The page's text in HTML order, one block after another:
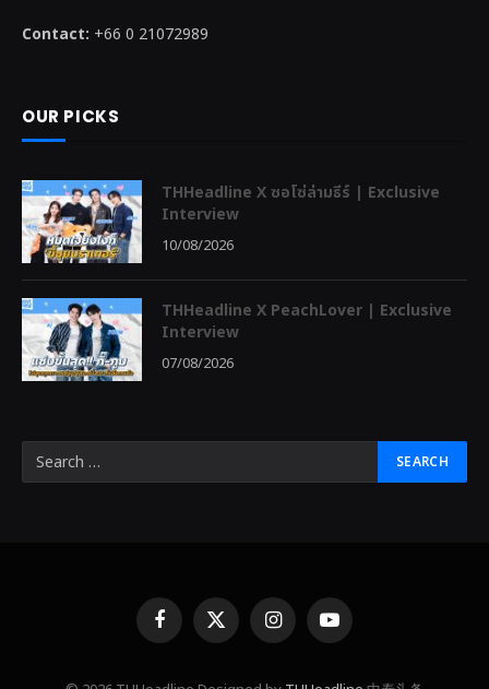
Contact: +66 0 21072989
OUR PICKS
THHeadline X ซอโซ่ล่ามธีร์ | Exclusive
Interview
10/08/2026
THHeadline X PeachLover | Exclusive
Interview
07/08/2026
FacebookX
(Twitter)
InstagramYouTube